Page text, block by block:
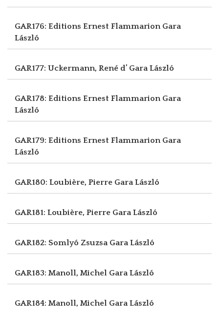
GAR176: Editions Ernest Flammarion Gara
László
GAR177: Uckermann, René d’ Gara László
GAR178: Editions Ernest Flammarion Gara
László
GAR179: Editions Ernest Flammarion Gara
László
GAR180: Loubière, Pierre Gara László
GAR181: Loubière, Pierre Gara László
GAR182: Somlyó Zsuzsa Gara László
GAR183: Manoll, Michel Gara László
GAR184: Manoll, Michel Gara László